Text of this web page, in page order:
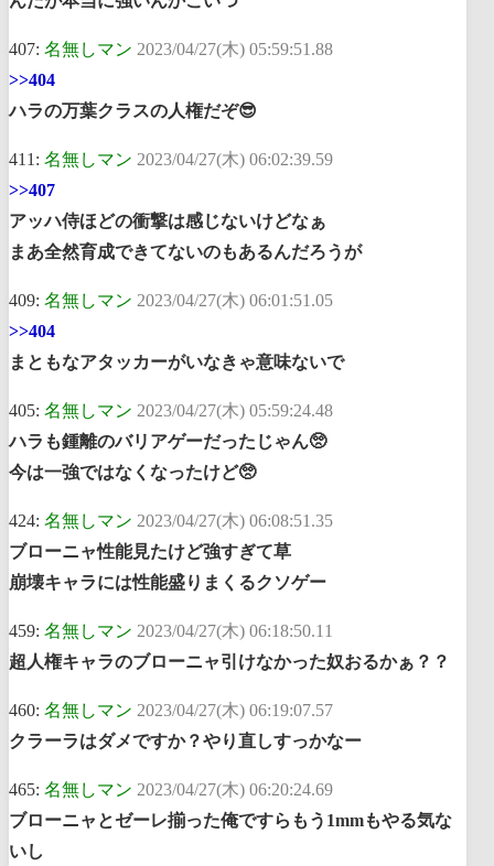
407: 名無しマン 2023/04/27(木) 05:59:51.88
>>404
ハラの万葉クラスの人権だぞ😎
411: 名無しマン 2023/04/27(木) 06:02:39.59
>>407
アッハ侍ほどの衝撃は感じないけどなぁ
まあ全然育成できてないのもあるんだろうが
409: 名無しマン 2023/04/27(木) 06:01:51.05
>>404
まともなアタッカーがいなきゃ意味ないで
405: 名無しマン 2023/04/27(木) 05:59:24.48
ハラも鍾離のバリアゲーだったじゃん🥺
今は一強ではなくなったけど🥺
424: 名無しマン 2023/04/27(木) 06:08:51.35
ブローニャ性能見たけど強すぎて草
崩壊キャラには性能盛りまくるクソゲー
459: 名無しマン 2023/04/27(木) 06:18:50.11
超人権キャラのブローニャ引けなかった奴おるかぁ？？
460: 名無しマン 2023/04/27(木) 06:19:07.57
クラーラはダメですか？やり直しすっかなー
465: 名無しマン 2023/04/27(木) 06:20:24.69
ブローニャとゼーレ揃った俺ですらもう1mmもやる気な
いし